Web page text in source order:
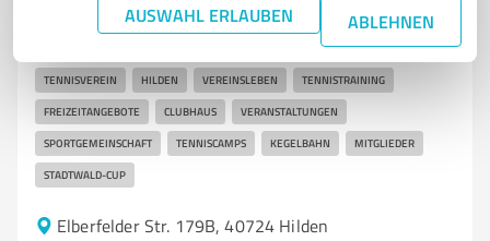
AUSWAHL ERLAUBEN ABLEHNEN
Tennisverein TC Stadtwald Hilden – Sport und
Gemeinschaft am Niederrhein
TENNISVEREIN HILDEN VEREINSLEBEN TENNISTRAINING
FREIZEITANGEBOTE CLUBHAUS VERANSTALTUNGEN
SPORTGEMEINSCHAFT TENNISCAMPS KEGELBAHN MITGLIEDER
STADTWALD-CUP
Elberfelder Str. 179B, 40724 Hilden